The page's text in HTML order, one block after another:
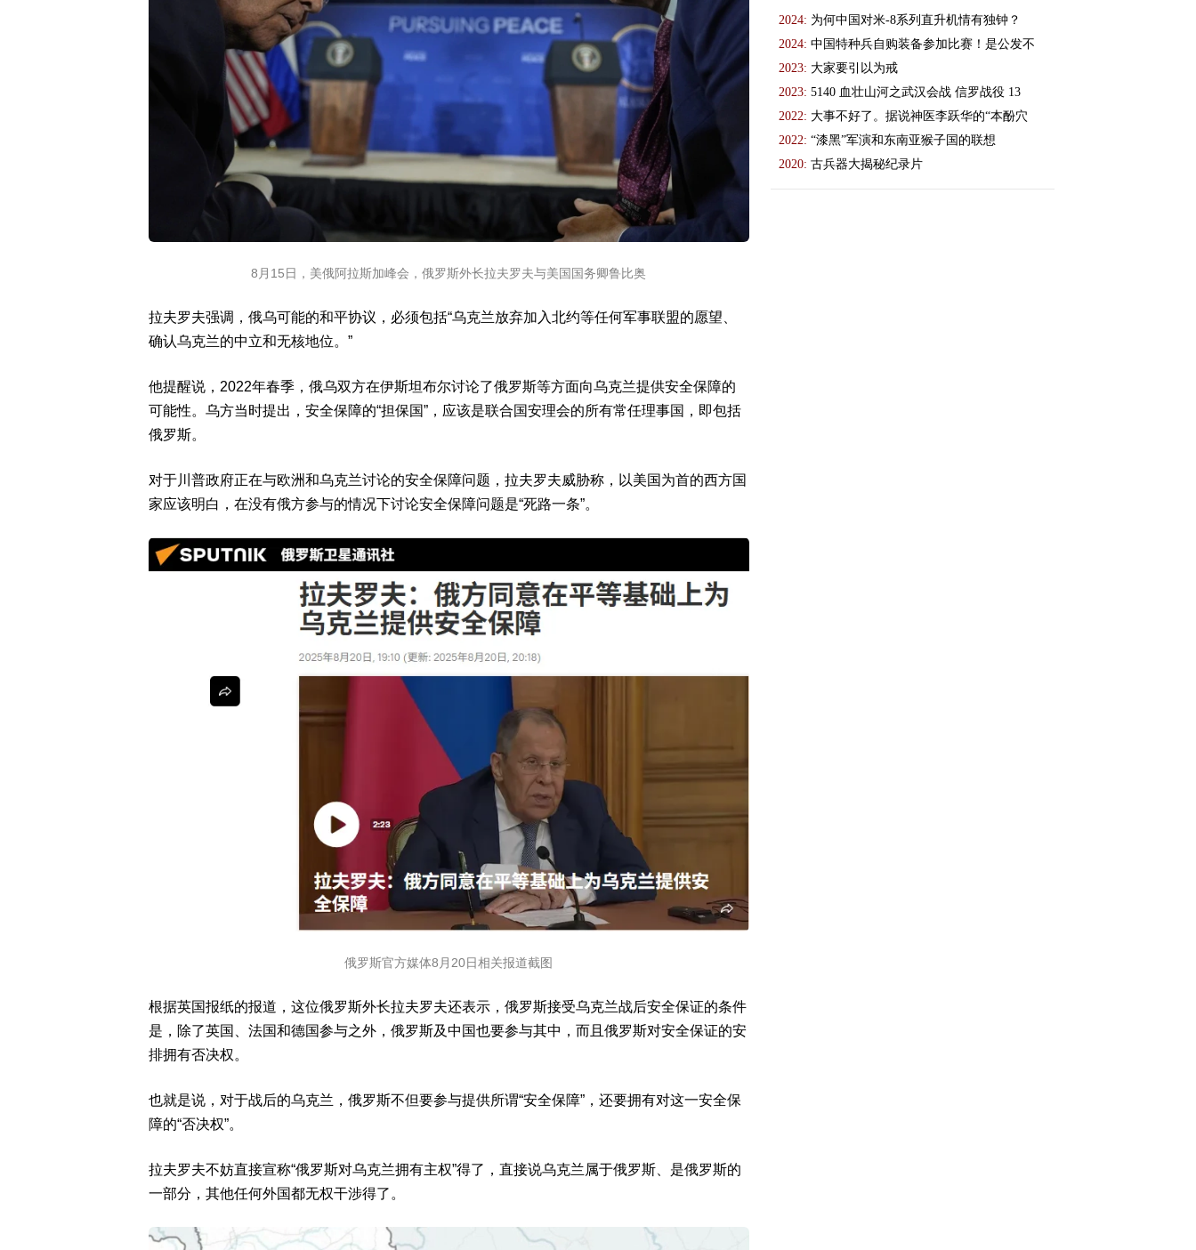
8月15日，美俄阿拉斯加峰会，俄罗斯外长拉夫罗夫与美国国务卿鲁比奥
拉夫罗夫强调，俄乌可能的和平协议，必须包括“乌克兰放弃加入北约等任何军事联盟的愿望、
确认乌克兰的中立和无核地位。”
他提醒说，2022年春季，俄乌双方在伊斯坦布尔讨论了俄罗斯等方面向乌克兰提供安全保障的
可能性。乌方当时提出，安全保障的“担保国”，应该是联合国安理会的所有常任理事国，即包括
俄罗斯。
对于川普政府正在与欧洲和乌克兰讨论的安全保障问题，拉夫罗夫威胁称，以美国为首的西方国
家应该明白，在没有俄方参与的情况下讨论安全保障问题是“死路一条”。
俄罗斯官方媒体8月20日相关报道截图
根据英国报纸的报道，这位俄罗斯外长拉夫罗夫还表示，俄罗斯接受乌克兰战后安全保证的条件
是，除了英国、法国和德国参与之外，俄罗斯及中国也要参与其中，而且俄罗斯对安全保证的安
排拥有否决权。
也就是说，对于战后的乌克兰，俄罗斯不但要参与提供所谓“安全保障”，还要拥有对这一安全保
障的“否决权”。
拉夫罗夫不妨直接宣称“俄罗斯对乌克兰拥有主权”得了，直接说乌克兰属于俄罗斯、是俄罗斯的
一部分，其他任何外国都无权干涉得了。
2024: 为何中国对米-8系列直升机情有独钟？
2024: 中国特种兵自购装备参加比赛！是公发不
2023: 大家要引以为戒
2023: 5140 血壮山河之武汉会战 信罗战役 13
2022: 大事不好了。据说神医李跃华的“本酚穴
2022: “漆黑”军演和东南亚猴子国的联想
2020: 古兵器大揭秘纪录片